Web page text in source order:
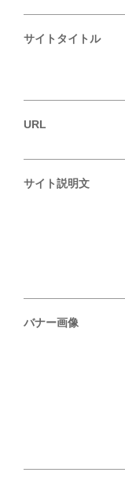
サイトタイトル
URL
サイト説明文
バナー画像